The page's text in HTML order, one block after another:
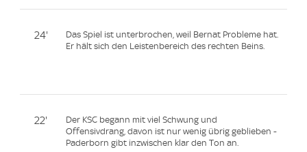
24'
Das Spiel ist unterbrochen, weil Bernat Probleme hat.
Er hält sich den Leistenbereich des rechten Beins.
22'
Der KSC begann mit viel Schwung und
Offensivdrang, davon ist nur wenig übrig geblieben -
Paderborn gibt inzwischen klar den Ton an.